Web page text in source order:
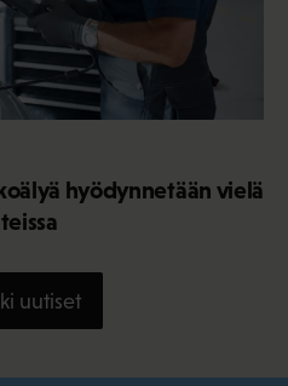
hyödynnetään vielä
uutiset